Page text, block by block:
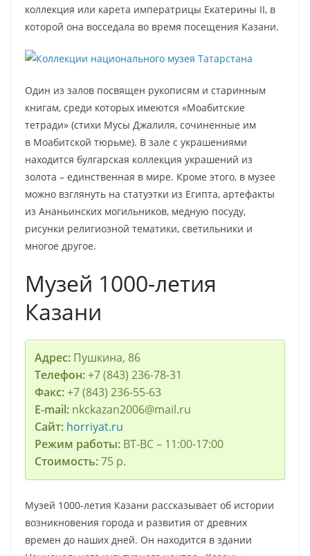
коллекция или карета императрицы Екатерины II, в
которой она восседала во время посещения Казани.
Один из залов посвящен рукописям и старинным
книгам, среди которых имеются «Моабитские
тетради» (стихи Мусы Джалиля, сочиненные им
в Моабитской тюрьме). В зале с украшениями
находится булгарская коллекция украшений из
золота – единственная в мире. Кроме этого, в музее
можно взглянуть на статуэтки из Египта, артефакты
из Ананьинских могильников, медную посуду,
рисунки религиозной тематики, светильники и
многое другое.
Музей 1000-летия
Казани
Адрес:Пушкина, 86
Телефон:+7 (843) 236-78-31
Факс:+7 (843) 236-55-63
E-mail:nkckazan2006@mail.ru
Сайт: horriyat.ru
Режим работы:ВТ-ВС – 11:00-17:00
Стоимость:75 р.
Музей 1000-летия Казани рассказывает об истории
возникновения города и развития от древних
времен до наших дней. Он находится в здании